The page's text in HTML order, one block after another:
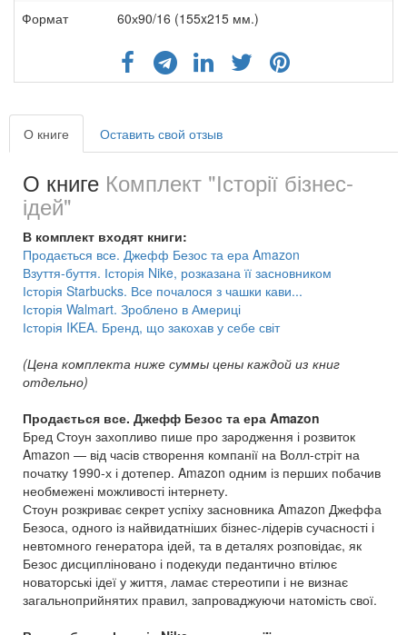
Формат
60х90/16 (155x215 мм.)
О книге Оставить свой отзыв
О книге Комплект "Історії бізнес-
ідей"
В комплект входят книги:
Продається все. Джефф Безос та ера Amazon
Взуття-буття. Історія Nike, розказана її засновником
Історія Starbucks. Все почалося з чашки кави...
Історія Walmart. Зроблено в Америці
Історія IKEA. Бренд, що закохав у себе світ
(Цена комплекта ниже суммы цены каждой из книг
отдельно)
Продається все. Джефф Безос та ера Amazon
Бред Стоун захопливо пише про зародження і розвиток
Amazon — від часів створення компанії на Волл-стріт на
початку 1990-х і дотепер. Amazon одним із перших побачив
необмежені можливості інтернету.
Стоун розкриває секрет успіху засновника Amazon Джеффа
Безоса, одного із найвидатніших бізнес-лідерів сучасності і
невтомного генератора ідей, та в деталях розповідає, як
Безос дисципліновано і подекуди педантично втілює
новаторські ідеї у життя, ламає стереотипи і не визнає
загальноприйнятих правил, запроваджуючи натомість свої.